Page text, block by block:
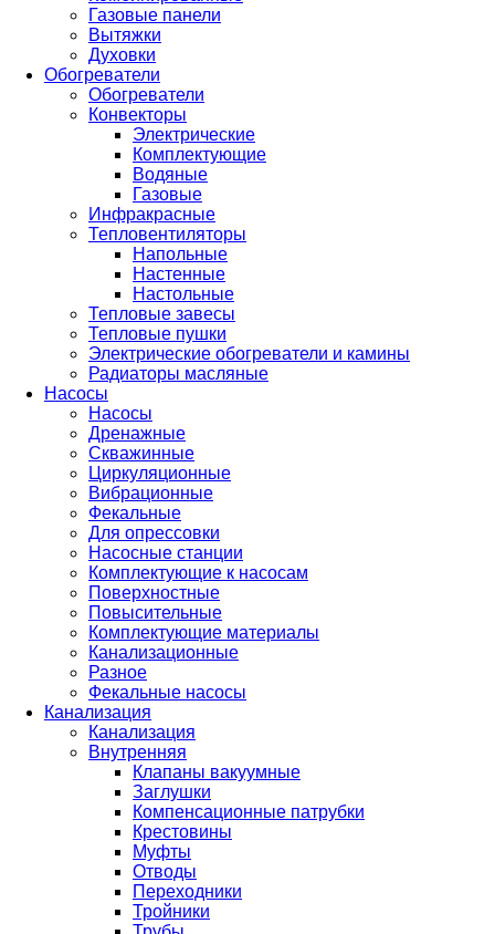
Газовые панели
Вытяжки
Духовки
Обогреватели
Обогреватели
Конвекторы
Электрические
Комплектующие
Водяные
Газовые
Инфракрасные
Тепловентиляторы
Напольные
Настенные
Настольные
Тепловые завесы
Тепловые пушки
Электрические обогреватели и камины
Радиаторы масляные
Насосы
Насосы
Дренажные
Скважинные
Циркуляционные
Вибрационные
Фекальные
Для опрессовки
Насосные станции
Комплектующие к насосам
Поверхностные
Повысительные
Комплектующие материалы
Канализационные
Разное
Фекальные насосы
Канализация
Канализация
Внутренняя
Клапаны вакуумные
Заглушки
Компенсационные патрубки
Крестовины
Муфты
Отводы
Переходники
Тройники